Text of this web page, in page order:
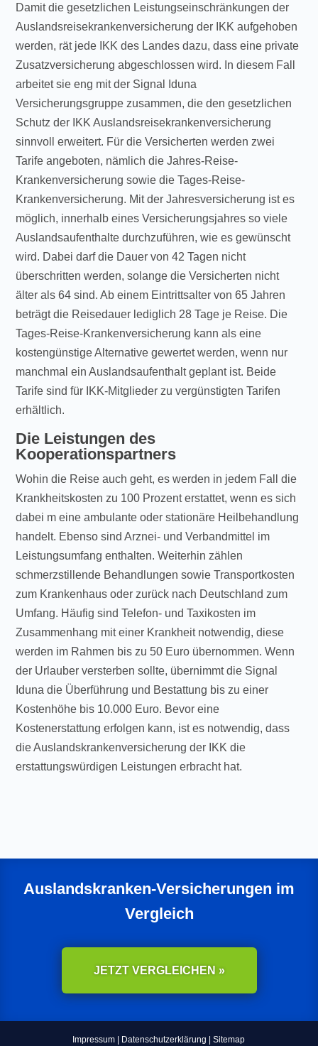
Damit die gesetzlichen Leistungseinschränkungen der
Auslandsreisekrankenversicherung der IKK aufgehoben
werden, rät jede IKK des Landes dazu, dass eine private
Zusatzversicherung abgeschlossen wird. In diesem Fall
arbeitet sie eng mit der Signal Iduna
Versicherungsgruppe zusammen, die den gesetzlichen
Schutz der IKK Auslandsreisekrankenversicherung
sinnvoll erweitert. Für die Versicherten werden zwei
Tarife angeboten, nämlich die Jahres-Reise-
Krankenversicherung sowie die Tages-Reise-
Krankenversicherung. Mit der Jahresversicherung ist es
möglich, innerhalb eines Versicherungsjahres so viele
Auslandsaufenthalte durchzuführen, wie es gewünscht
wird. Dabei darf die Dauer von 42 Tagen nicht
überschritten werden, solange die Versicherten nicht
älter als 64 sind. Ab einem Eintrittsalter von 65 Jahren
beträgt die Reisedauer lediglich 28 Tage je Reise. Die
Tages-Reise-Krankenversicherung kann als eine
kostengünstige Alternative gewertet werden, wenn nur
manchmal ein Auslandsaufenthalt geplant ist. Beide
Tarife sind für IKK-Mitglieder zu vergünstigten Tarifen
erhältlich.
Die Leistungen des
Kooperationspartners
Wohin die Reise auch geht, es werden in jedem Fall die
Krankheitskosten zu 100 Prozent erstattet, wenn es sich
dabei m eine ambulante oder stationäre Heilbehandlung
handelt. Ebenso sind Arznei- und Verbandmittel im
Leistungsumfang enthalten. Weiterhin zählen
schmerzstillende Behandlungen sowie Transportkosten
zum Krankenhaus oder zurück nach Deutschland zum
Umfang. Häufig sind Telefon- und Taxikosten im
Zusammenhang mit einer Krankheit notwendig, diese
werden im Rahmen bis zu 50 Euro übernommen. Wenn
der Urlauber versterben sollte, übernimmt die Signal
Iduna die Überführung und Bestattung bis zu einer
Kostenhöhe bis 10.000 Euro. Bevor eine
Kostenerstattung erfolgen kann, ist es notwendig, dass
die Auslandskrankenversicherung der IKK die
erstattungswürdigen Leistungen erbracht hat.
Auslandskranken-Versicherungen im
Vergleich
JETZT VERGLEICHEN »
Impressum | Datenschutzerklärung |Sitemap